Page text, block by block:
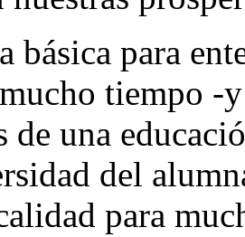
básica para
tiempo -
de una
del
para